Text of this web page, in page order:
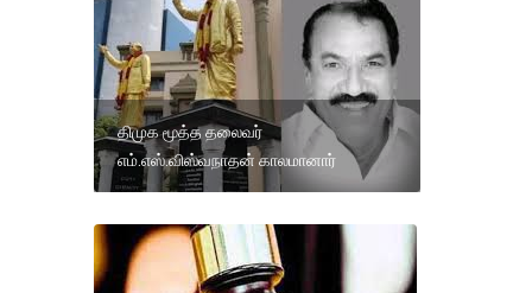
திமுக மூத்த தலைவர்
எம்.எஸ்.விஸ்வநாதன் காலமானார்